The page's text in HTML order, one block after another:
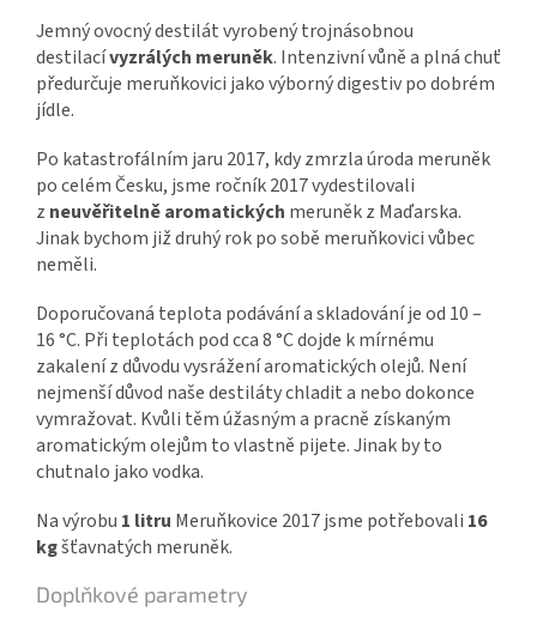
Jemný ovocný destilát vyrobený trojnásobnou
destilacívyzrálých meruněk. Intenzivní vůně a plná chuť
předurčuje meruňkovici jako výborný digestiv po dobrém
jídle.
Po katastrofálním jaru 2017, kdy zmrzla úroda meruněk
po celém Česku, jsme ročník 2017 vydestilovali
z neuvěřitelně aromatických meruněk z Maďarska.
Jinak bychom již druhý rok po sobě meruňkovici vůbec
neměli.
Doporučovaná teplota podávání a skladování je od 10 –
16 °C. Při teplotách pod cca 8 °C dojde k mírnému
zakalení z důvodu vysrážení aromatických olejů. Není
nejmenší důvod naše destiláty chladit a nebo dokonce
vymražovat. Kvůli těm úžasným a pracně získaným
aromatickým olejům to vlastně pijete. Jinak by to
chutnalo jako vodka.
Na výrobu 1 litru Meruňkovice 2017 jsme potřebovali 16
kgšťavnatých meruněk.
Doplňkové parametry